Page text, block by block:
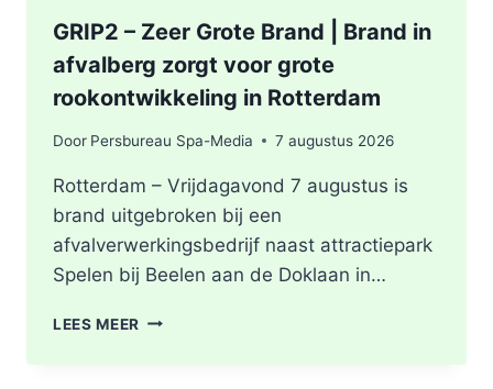
GRIP2 – Zeer Grote Brand | Brand in
afvalberg zorgt voor grote
rookontwikkeling in Rotterdam
Door Persbureau Spa-Media 7 augustus 2026
Rotterdam – Vrijdagavond 7 augustus is
brand uitgebroken bij een
afvalverwerkingsbedrijf naast attractiepark
Spelen bij Beelen aan de Doklaan in…
LEES MEER GRIP2